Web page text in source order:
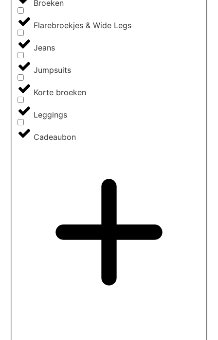
Broeken
Flarebroekjes & Wide Legs
Jeans
Jumpsuits
Korte broeken
Leggings
Cadeaubon